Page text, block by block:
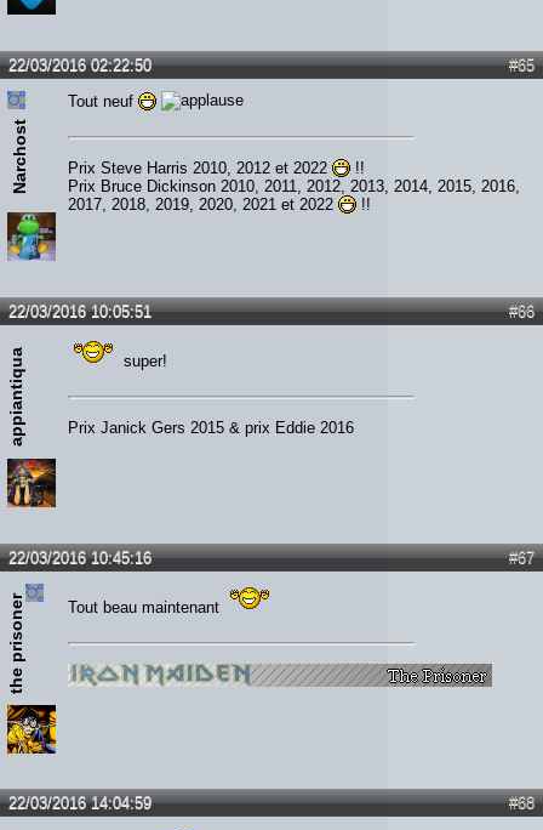
#65
22/03/2016 02:22:50
Narchost
Tout neuf
Prix Steve Harris 2010, 2012 et 2022
!!
Prix Bruce Dickinson 2010, 2011, 2012, 2013, 2014, 2015, 2016,
2017, 2018, 2019, 2020, 2021 et 2022
!!
#66
22/03/2016 10:05:51
appiantiqua super!
Prix Janick Gers 2015 & prix Eddie 2016
#67
22/03/2016 10:45:16
the prisoner Tout beau maintenant
#68
22/03/2016 14:04:59